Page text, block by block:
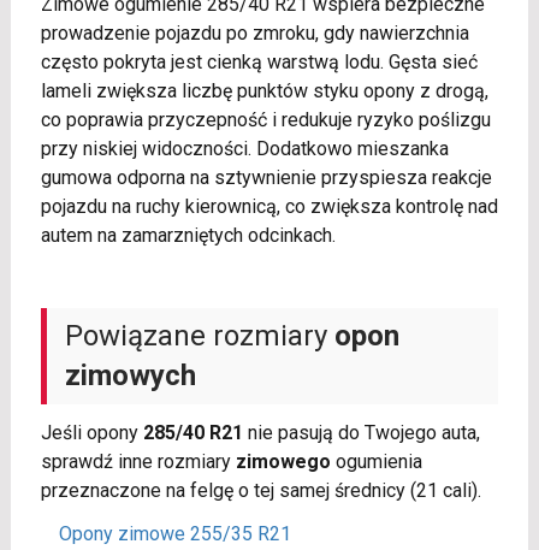
Zimowe ogumienie 285/40 R21 wspiera bezpieczne
prowadzenie pojazdu po zmroku, gdy nawierzchnia
często pokryta jest cienką warstwą lodu. Gęsta sieć
lameli zwiększa liczbę punktów styku opony z drogą,
co poprawia przyczepność i redukuje ryzyko poślizgu
przy niskiej widoczności. Dodatkowo mieszanka
gumowa odporna na sztywnienie przyspiesza reakcje
pojazdu na ruchy kierownicą, co zwiększa kontrolę nad
autem na zamarzniętych odcinkach.
Powiązane rozmiary opon
zimowych
Jeśli opony 285/40 R21 nie pasują do Twojego auta,
sprawdź inne rozmiary zimowego ogumienia
przeznaczone na felgę o tej samej średnicy (21 cali).
Opony zimowe 255/35 R21